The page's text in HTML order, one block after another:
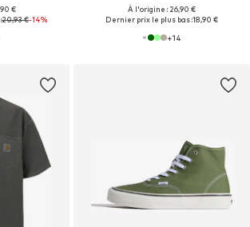
€
20,93 €-14%
À l'origine : 26,90 €
Dernier prix le plus bas :18,90 €
+14